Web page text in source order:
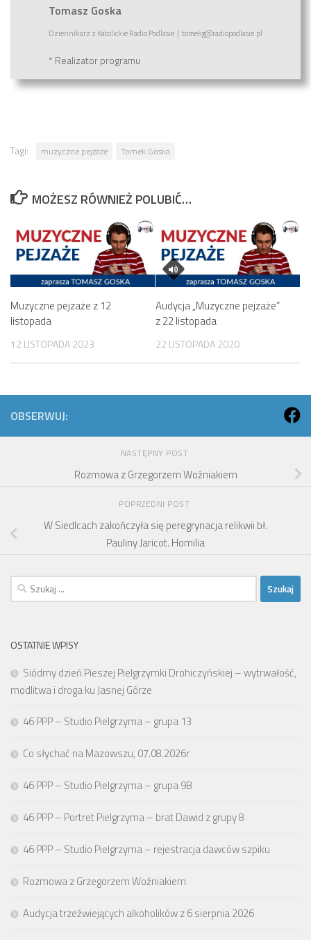
Tomasz Goska
Dziennikarz z Katolickie Radio Podlasie | tomekg@radiopodlasie.pl
* Realizator programu
Tagi: muzyczne pejżaże Tomek Goska
MOŻESZ RÓWNIEŻ POLUBIĆ…
Muzyczne pejzaże z 12
listopada
12 LISTOPADA 2023
Audycja „Muzyczne pejzaże”
z 22 listopada
22 LISTOPADA 2020
OBSERWUJ:
NASTĘPNY POST
Rozmowa z Grzegorzem Woźniakiem
POPRZEDNI POST
W Siedlcach zakończyła się peregrynacja relikwii bł.
Pauliny Jaricot. Homilia
Szukaj:
OSTATNIE WPISY
Siódmy dzień Pieszej Pielgrzymki Drohiczyńskiej – wytrwałość,
modlitwa i droga ku Jasnej Górze
46 PPP – Studio Pielgrzyma – grupa 13
Co słychać na Mazowszu, 07.08.2026r
46 PPP – Studio Pielgrzyma – grupa 9B
46 PPP – Portret Pielgrzyma – brat Dawid z grupy 8
46 PPP – Studio Pielgrzyma – rejestracja dawców szpiku
Rozmowa z Grzegorzem Woźniakiem
Audycja trzeźwiejących alkoholików z 6 sierpnia 2026